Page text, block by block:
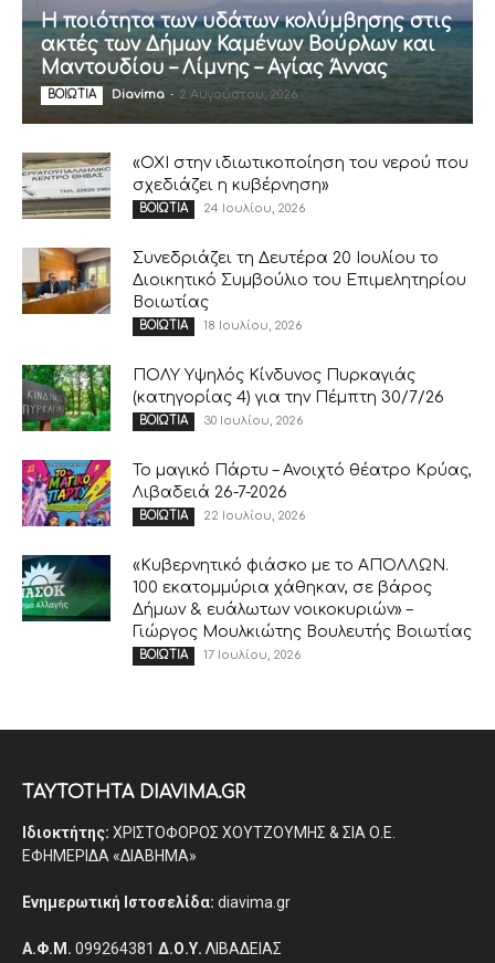
Η ποιότητα των υδάτων κολύμβησης στις
ακτές των Δήμων Καμένων Βούρλων και
Μαντουδίου – Λίμνης – Αγίας Άννας
ΒΟΙΩΤΙΑ Diavima - 2 Αυγούστου, 2026
«ΟΧΙ στην ιδιωτικοποίηση του νερού που
σχεδιάζει η κυβέρνηση»
ΒΟΙΩΤΙΑ 24 Ιουλίου, 2026
Συνεδριάζει τη Δευτέρα 20 Ιουλίου το
Διοικητικό Συμβούλιο του Επιμελητηρίου
Βοιωτίας
ΒΟΙΩΤΙΑ 18 Ιουλίου, 2026
ΠΟΛΥ Υψηλός Κίνδυνος Πυρκαγιάς
(κατηγορίας 4) για την Πέμπτη 30/7/26
ΒΟΙΩΤΙΑ 30 Ιουλίου, 2026
Το μαγικό Πάρτυ – Ανοιχτό θέατρο Κρύας,
Λιβαδειά 26-7-2026
ΒΟΙΩΤΙΑ 22 Ιουλίου, 2026
«Κυβερνητικό φιάσκο με το ΑΠΟΛΛΩΝ.
100 εκατομμύρια χάθηκαν, σε βάρος
Δήμων & ευάλωτων νοικοκυριών» –
Γιώργος Μουλκιώτης Βουλευτής Βοιωτίας
ΒΟΙΩΤΙΑ 17 Ιουλίου, 2026
ΤΑΥΤΟΤΗΤΑ DIAVIMA.GR
Ιδιοκτήτης: ΧΡΙΣΤΟΦΟΡΟΣ ΧΟΥΤΖΟΥΜΗΣ & ΣΙΑ Ο.Ε.
ΕΦΗΜΕΡΙΔΑ «ΔΙΑΒΗΜΑ»
Ενημερωτική Ιστοσελίδα: diavima.gr
Α.Φ.Μ. 099264381 Δ.Ο.Υ. ΛΙΒΑΔΕΙΑΣ